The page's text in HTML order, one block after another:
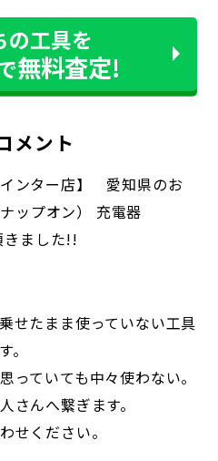
の工具を
無料査定!
メント
インター店】 愛知県のお
ップオン） 充電器
きました!!
せたまま使っていない工具
。
っていても中々使わない。
さんへ繋ぎます。
せください。